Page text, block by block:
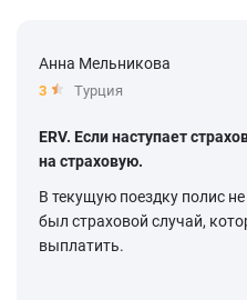
Анна Мельникова
3 Турция
ERV. Если наступает
на страховую.
В текущую поездку полис
был страховой случай,
выплатить.